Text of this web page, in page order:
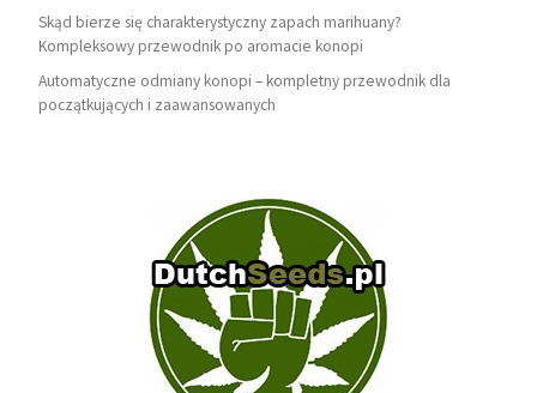
Skąd bierze się charakterystyczny zapach marihuany?
Kompleksowy przewodnik po aromacie konopi
Automatyczne odmiany konopi – kompletny przewodnik dla
początkujących i zaawansowanych